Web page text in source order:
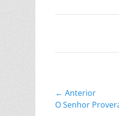
Navegação
de
← Anterior
Postagem
O Senhor